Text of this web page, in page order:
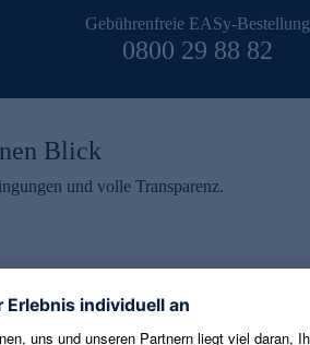
Gebührenfreie EASy-Bestellung
0800 29 88 82
Blick
und volle Transparenz.